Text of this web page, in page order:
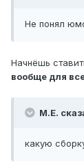
Не понял
Начнёшь
вообще для
М.Е.
какую